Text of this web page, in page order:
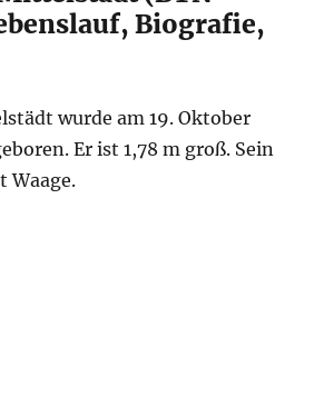
Biografie,
wurde am 19. Oktober
Er ist 1,78 m groß. Sein
Waage.